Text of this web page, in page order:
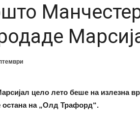
цело лето беше на излезна
остана на „Олд Трафорд“.